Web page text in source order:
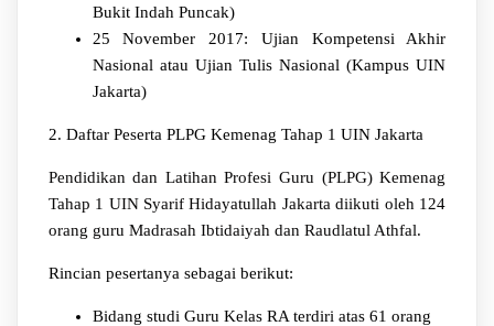
Bukit Indah Puncak)
25 November 2017: Ujian Kompetensi Akhir
Nasional atau Ujian Tulis Nasional (Kampus UIN
Jakarta)
2. Daftar Peserta PLPG Kemenag Tahap 1 UIN Jakarta
Pendidikan dan Latihan Profesi Guru (PLPG) Kemenag
Tahap 1 UIN Syarif Hidayatullah Jakarta diikuti oleh 124
orang guru Madrasah Ibtidaiyah dan Raudlatul Athfal.
Rincian pesertanya sebagai berikut:
Bidang studi Guru Kelas RA terdiri atas 61 orang